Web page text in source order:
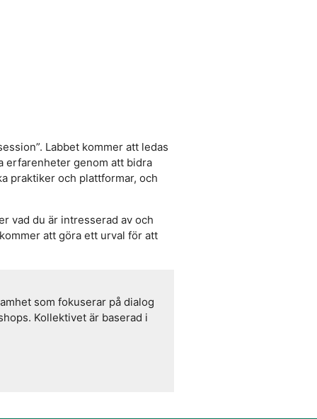
Labbet kommer att ledas
erfarenheter genom att bidra
praktiker och plattformar, och
vad du är intresserad av och
att göra ett urval för att
som fokuserar på dialog
Kollektivet är baserad i